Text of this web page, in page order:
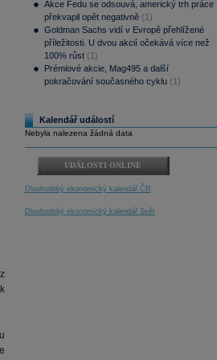
Akce Fedu se odsouvá, americký trh práce
překvapil opět negativně (1)
Goldman Sachs vidí v Evropě přehlížené
příležitosti. U dvou akcií očekává více než
100% růst (1)
Prémiové akcie, Mag495 a další
pokračování současného cyklu (1)
Kalendář událostí
Nebyla nalezena žádná data
UDÁLOSTI ONLINE
Dlouhodobý ekonomický kalendář ČR
Dlouhodobý ekonomický kalendář Svět